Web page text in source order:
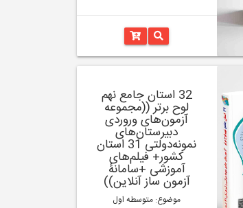
32 استان جامع نهم
لوح برتر ((مجموعه
آزمون‌های وروردی
دبیرستان‌های
نمونه‌دولتی 31 استان
کشور+ فیلم‌های
آموزشی +سامانۀ
آزمون ساز آنلاین))
موضوع: متوسطه اول